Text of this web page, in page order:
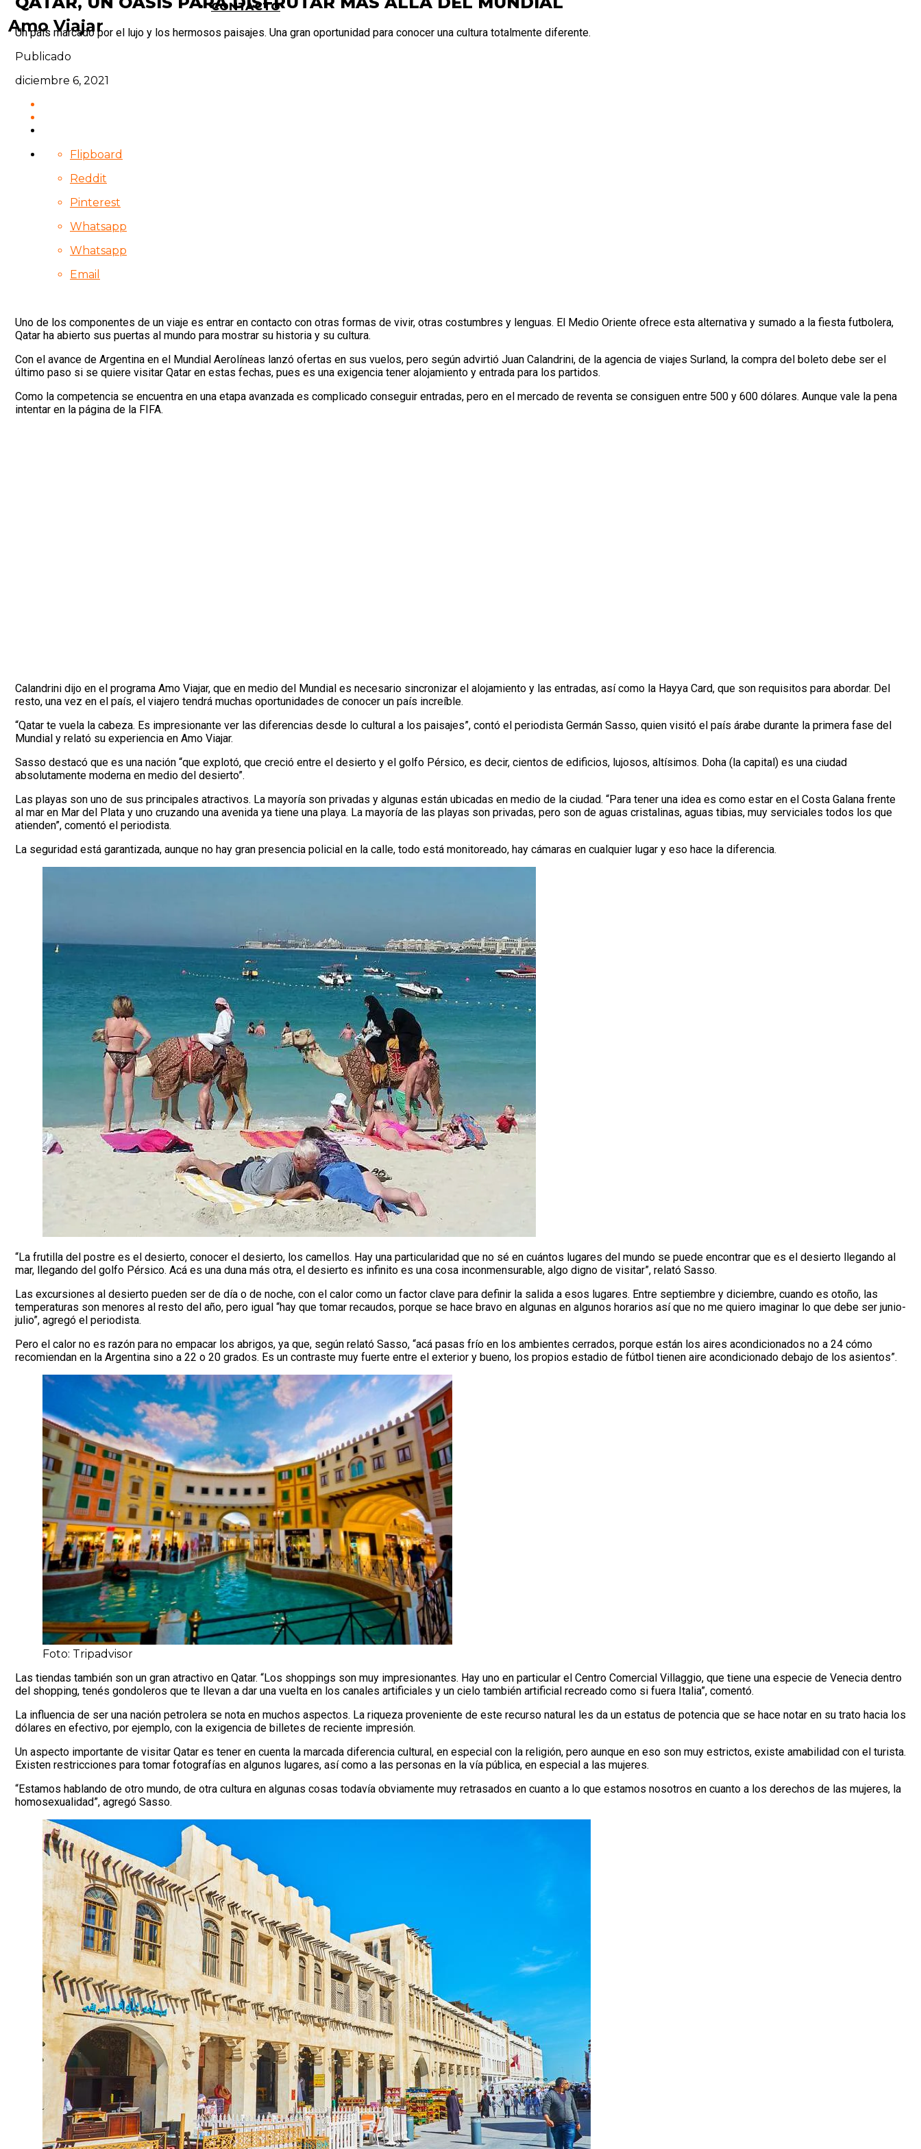
Amo Viajar
CONTACTO
Un país marcado por el lujo y los hermosos paisajes. Una gran oportunidad para conocer una cultura totalmente diferente.
Publicado
diciembre 6, 2021
Flipboard
Reddit
Pinterest
Whatsapp
Whatsapp
Email
Uno de los componentes de un viaje es entrar en contacto con otras formas de vivir, otras costumbres y lenguas. El Medio Oriente ofrece esta alternativa y sumado a la fiesta futbolera,
Qatar ha abierto sus puertas al mundo para mostrar su historia y su cultura.
Con el avance de Argentina en el Mundial Aerolíneas lanzó ofertas en sus vuelos, pero según advirtió Juan Calandrini, de la agencia de viajes Surland, la compra del boleto debe ser el
último paso si se quiere visitar Qatar en estas fechas, pues es una exigencia tener alojamiento y entrada para los partidos.
Como la competencia se encuentra en una etapa avanzada es complicado conseguir entradas, pero en el mercado de reventa se consiguen entre 500 y 600 dólares. Aunque vale la pena
intentar en la página de la FIFA.
Calandrini dijo en el programa Amo Viajar, que en medio del Mundial es necesario sincronizar el alojamiento y las entradas, así como la Hayya Card, que son requisitos para abordar. Del
resto, una vez en el país, el viajero tendrá muchas oportunidades de conocer un país increíble.
“Qatar te vuela la cabeza. Es impresionante ver las diferencias desde lo cultural a los paisajes”, contó el periodista Germán Sasso, quien visitó el país árabe durante la primera fase del
Mundial y relató su experiencia en Amo Viajar.
Sasso destacó que es una nación “que explotó, que creció entre el desierto y el golfo Pérsico, es decir, cientos de edificios, lujosos, altísimos. Doha (la capital) es una ciudad
absolutamente moderna en medio del desierto”.
Las playas son uno de sus principales atractivos. La mayoría son privadas y algunas están ubicadas en medio de la ciudad. “Para tener una idea es como estar en el Costa Galana frente
al mar en Mar del Plata y uno cruzando una avenida ya tiene una playa. La mayoría de las playas son privadas, pero son de aguas cristalinas, aguas tibias, muy serviciales todos los que
atienden”, comentó el periodista.
La seguridad está garantizada, aunque no hay gran presencia policial en la calle, todo está monitoreado, hay cámaras en cualquier lugar y eso hace la diferencia.
“La frutilla del postre es el desierto, conocer el desierto, los camellos. Hay una particularidad que no sé en cuántos lugares del mundo se puede encontrar que es el desierto llegando al
mar, llegando del golfo Pérsico. Acá es una duna más otra, el desierto es infinito es una cosa inconmensurable, algo digno de visitar”, relató Sasso.
Las excursiones al desierto pueden ser de día o de noche, con el calor como un factor clave para definir la salida a esos lugares. Entre septiembre y diciembre, cuando es otoño, las
temperaturas son menores al resto del año, pero igual “hay que tomar recaudos, porque se hace bravo en algunas en algunos horarios así que no me quiero imaginar lo que debe ser junio-
julio”, agregó el periodista.
Pero el calor no es razón para no empacar los abrigos, ya que, según relató Sasso, “acá pasas frío en los ambientes cerrados, porque están los aires acondicionados no a 24 cómo
recomiendan en la Argentina sino a 22 o 20 grados. Es un contraste muy fuerte entre el exterior y bueno, los propios estadio de fútbol tienen aire acondicionado debajo de los asientos”.
Foto: Tripadvisor
Las tiendas también son un gran atractivo en Qatar. “Los shoppings son muy impresionantes. Hay uno en particular el Centro Comercial Villaggio, que tiene una especie de Venecia dentro
del shopping, tenés gondoleros que te llevan a dar una vuelta en los canales artificiales y un cielo también artificial recreado como si fuera Italia”, comentó.
La influencia de ser una nación petrolera se nota en muchos aspectos. La riqueza proveniente de este recurso natural les da un estatus de potencia que se hace notar en su trato hacia los
dólares en efectivo, por ejemplo, con la exigencia de billetes de reciente impresión.
Un aspecto importante de visitar Qatar es tener en cuenta la marcada diferencia cultural, en especial con la religión, pero aunque en eso son muy estrictos, existe amabilidad con el turista.
Existen restricciones para tomar fotografías en algunos lugares, así como a las personas en la vía pública, en especial a las mujeres.
“Estamos hablando de otro mundo, de otra cultura en algunas cosas todavía obviamente muy retrasados en cuanto a lo que estamos nosotros en cuanto a los derechos de las mujeres, la
homosexualidad”, agregó Sasso.